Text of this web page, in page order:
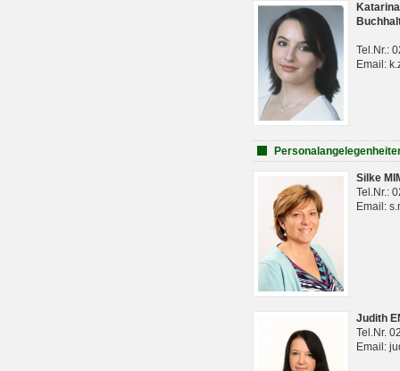
Tel.Nr.:
Email:
Silke
Tel.Nr.:
Email:
Judith
Tel.Nr.
Email: